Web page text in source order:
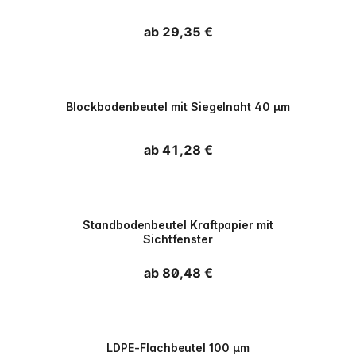
Normaler Preis
ab 29,35 €
Blockbodenbeutel mit Siegelnaht 40 µm
Normaler Preis
ab 41,28 €
Standbodenbeutel Kraftpapier mit
Sichtfenster
Normaler Preis
ab 80,48 €
LDPE-Flachbeutel 100 µm